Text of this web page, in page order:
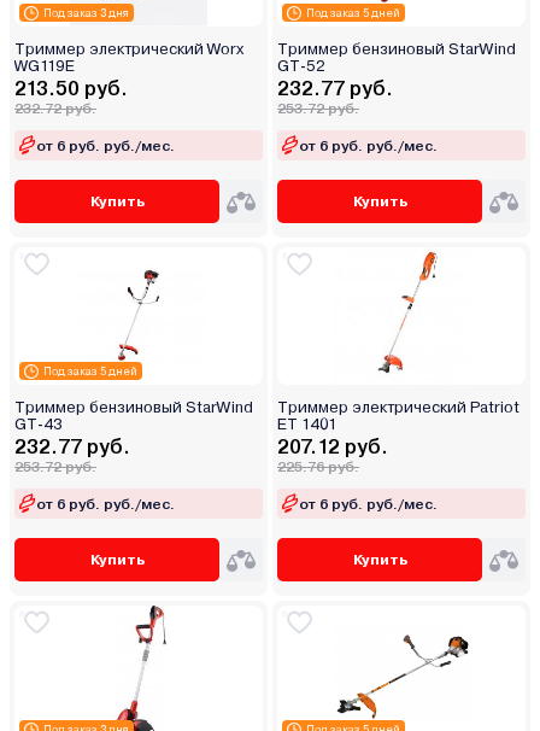
Под заказ 3 дня
Триммер электрический Worx
WG119E
213.50 руб.
232.72 руб.
от 6 руб. руб./мес.
Купить
Под заказ 5 дней
Триммер бензиновый StarWind
GT-52
232.77 руб.
253.72 руб.
от 6 руб. руб./мес.
Купить
Под заказ 5 дней
Триммер бензиновый StarWind
GT-43
232.77 руб.
253.72 руб.
от 6 руб. руб./мес.
Купить
Триммер электрический Patriot
ET 1401
207.12 руб.
225.76 руб.
от 6 руб. руб./мес.
Купить